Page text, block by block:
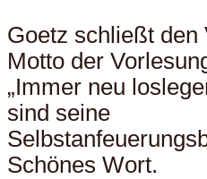
Goetz schließt den
Motto der
„Immer neu
sind seine
Schönes Wort.